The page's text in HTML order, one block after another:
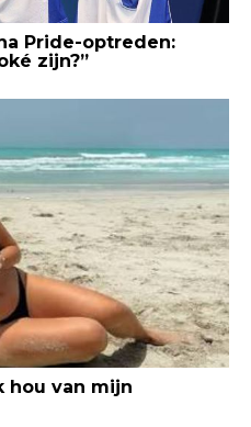
Pride-optreden:
zijn?”
hou van mijn